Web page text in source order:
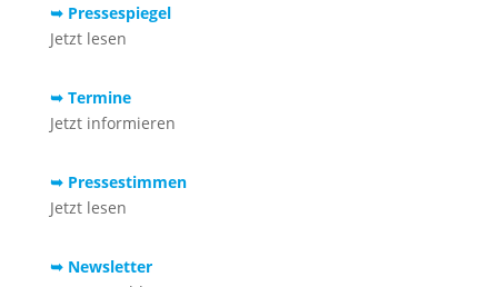
➥ Pressespiegel
Jetzt lesen
➥ Termine
Jetzt informieren
➥ Pressestimmen
Jetzt lesen
➥ Newsletter